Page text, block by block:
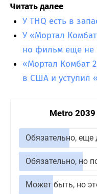
Читать далее
У THQ есть в
У «Мортал
но фильм еще не
«Мортал Комбат
в США и уступил
Metro 2039
Обязательно, еще
Обязательно, но
Может быть, но